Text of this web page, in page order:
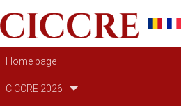
Navegação principal
Home page
CICCRE 2026